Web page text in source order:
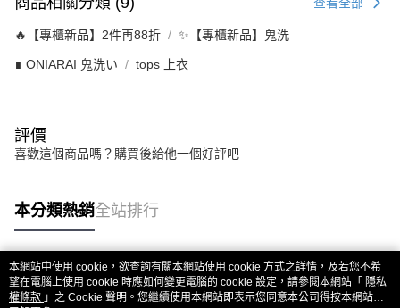
🔥【專櫃新品】2件再88折 ✨【專櫃新品】鬼洗
∎ ONIARAI 鬼洗い tops 上衣
評價
喜歡這個商品嗎？購買後給他一個好評吧
本分類熱銷全站排行
熱門標籤
本網站中使用 cookie，欲查詢有關本網站使用 cookie 方式之詳情，及若您不希
望在電腦上使用 cookie 時應如何變更電腦的 cookie 設定，請參閱本網站「 隱私
權條款 」之 Cookie 聲明。您繼續使用本網站即表示您同意本公司得按本網站使